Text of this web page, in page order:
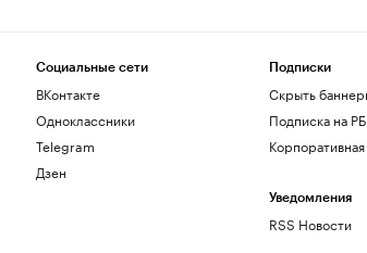
Социальные сети
ВКонтакте
Одноклассники
Telegram
Дзен
Подписки
Скрыть
Подписка на
Уведомления
RSS Новости